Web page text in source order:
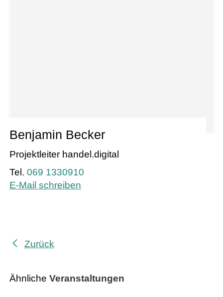
Benjamin Becker
Projektleiter handel.digital
069 1330910
E-Mail schreiben
Zurück
Ähnliche Veranstaltungen